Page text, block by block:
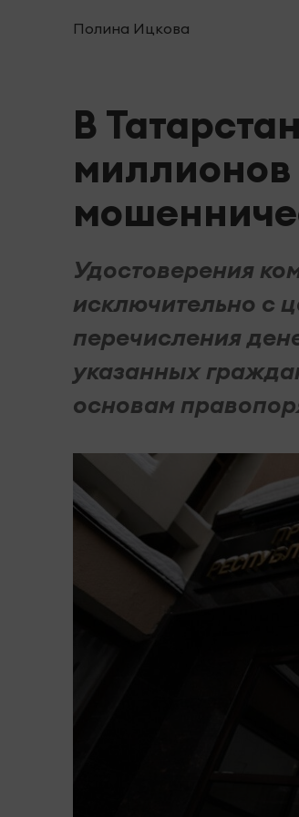
Полина Ицкова
В
миллионов
Удостоверения
исключительно с
перечисления
указанных
основам